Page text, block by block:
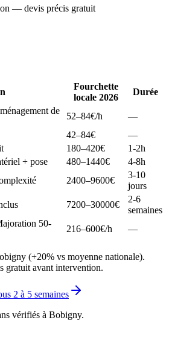
— devis précis gratuit
Fourchette
locale 2026
Durée
de
52–84€/h
—
42–84€
—
180–420€
1-2h
+ pose 480–1440€
4-8h
2400–9600€
3-10
jours
7200–30000€
2-6
semaines
50-
216–600€/h —
(+20% vs moyenne nationale).
gratuit avant intervention.
2 à 5 semaines
vérifiés à Bobigny.